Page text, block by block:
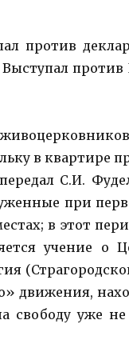
против
против
в квартире
передал С.И.
при
в этот
учение о
движения,
свободу уже